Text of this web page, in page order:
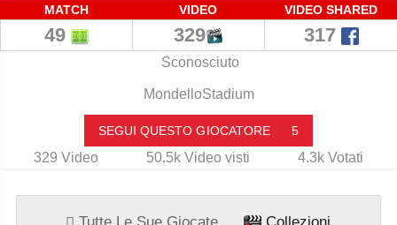
MATCH VIDEO VIDEO SHARED
49 329 317
Sconosciuto
MondelloStadium
SEGUI QUESTO GIOCATORE 5
329 Video 50.5k Video visti 4.3k Votati
Tutte Le Sue Giocate Collezioni